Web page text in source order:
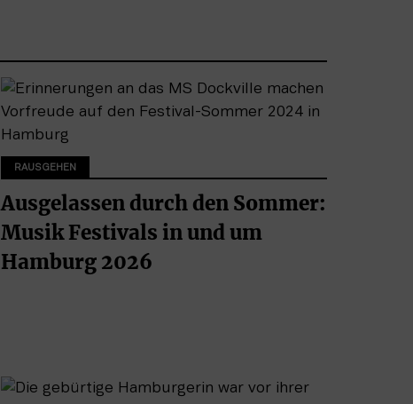
RAUSGEHEN
Ausgelassen durch den Sommer:
Musik Festivals in und um
Hamburg 2026